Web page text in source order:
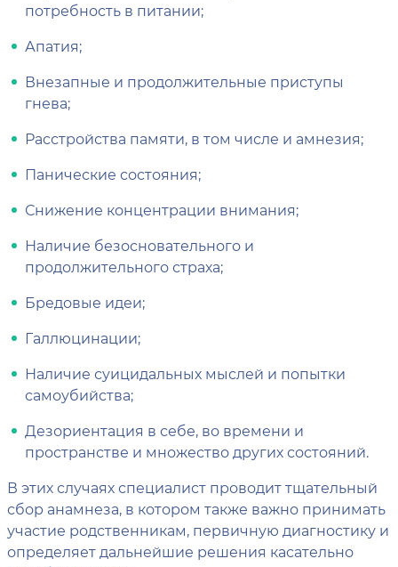
потребность в питании;
Апатия;
Внезапные и продолжительные приступы
гнева;
Расстройства памяти, в том числе и амнезия;
Панические состояния;
Снижение концентрации внимания;
Наличие безосновательного и
продолжительного страха;
Бредовые идеи;
Галлюцинации;
Наличие суицидальных мыслей и попытки
самоубийства;
Дезориентация в себе, во времени и
пространстве и множество других состояний.
В этих случаях специалист проводит тщательный
сбор анамнеза, в котором также важно принимать
участие родственникам, первичную диагностику и
определяет дальнейшие решения касательно